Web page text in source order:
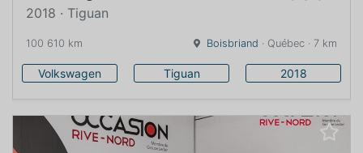
2018 · Tiguan
100 610 km Boisbriand · Québec · 7 km
Volkswagen Tiguan 2018